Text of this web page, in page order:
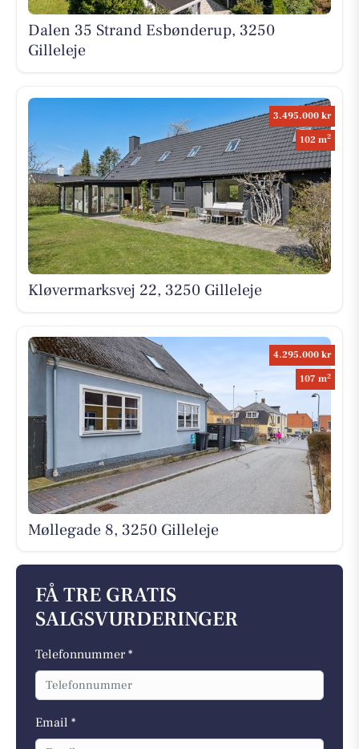
Dalen 35 Strand Esbønderup, 3250
Gilleleje
3.495.000 kr
102 m2
Kløvermarksvej 22, 3250 Gilleleje
4.295.000 kr
107 m2
Møllegade 8, 3250 Gilleleje
FÅ TRE GRATIS
SALGSVURDERINGER
Telefonnummer *
Email *